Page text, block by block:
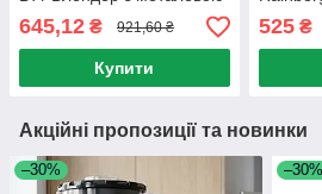
чашею / Подрібнювач для
кухні
645,12 ₴ 921,60 ₴
Купити
525₴
Акційні пропозиції та новинки
–30% –30%